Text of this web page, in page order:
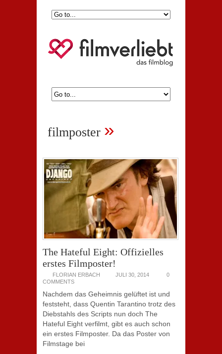
filmposter »
The Hateful Eight: Offizielles
erstes Filmposter!
FLORIAN ERBACH JULI 30, 2014
0
COMMENTS
Nachdem das Geheimnis gelüftet ist und
feststeht, dass Quentin Tarantino trotz des
Diebstahls des Scripts nun doch The
Hateful Eight verfilmt, gibt es auch schon
ein erstes Filmposter. Da das Poster von
Filmstage bei